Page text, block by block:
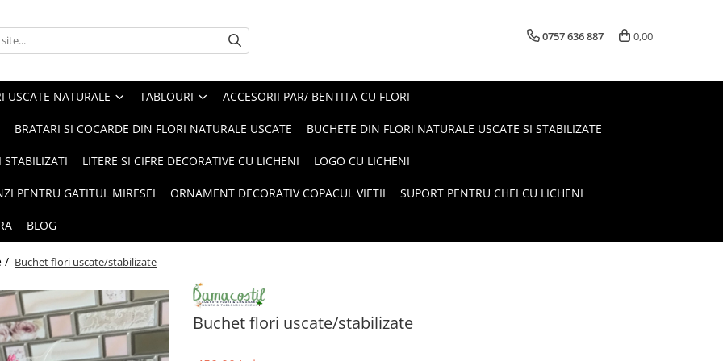
0757 636 887 0,00
NATURALE TABLOURI ACCESORII PAR/ BENTITA CU FLORI
BRATARI SI COCARDE DIN FLORI NATURALE USCATE BUCHETE DIN FLORI NATURALE USCATE SI STABILIZATE
LITERE SI CIFRE DECORATIVE CU LICHENI LOGO CU LICHENI
PENTRU GATITUL MIRESEI ORNAMENT DECORATIV COPACUL VIETII SUPORT PENTRU CHEI CU LICHENI
BLOG
/ Buchet flori uscate/stabilizate
Buchet flori uscate/stabilizate